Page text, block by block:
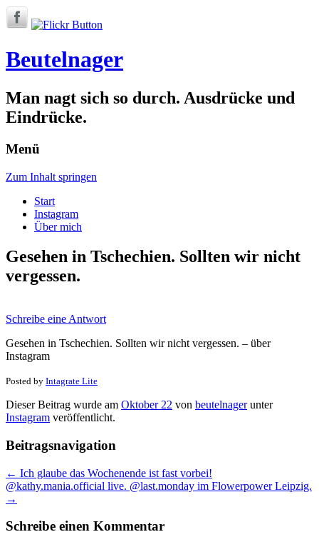
Beutelnager
Man nagt sich so durch. Ausdrücke und
Eindrücke.
Menü
Zum Inhalt springen
Start
Instagram
Über mich
Gesehen in Tschechien. Sollten wir nicht
vergessen.
Schreibe eine Antwort
Gesehen in Tschechien. Sollten wir nicht vergessen. – über
Instagram
Posted by Intagrate Lite
Dieser Beitrag wurde am Oktober 22 von beutelnagerunter
Instagram veröffentlicht.
Beitragsnavigation
← Ich glaube das Wochenende ist fast vorbei!
@kathy.mania.official live. @last.monday im Flowerpower Leipzig.
→
Schreibe einen Kommentar